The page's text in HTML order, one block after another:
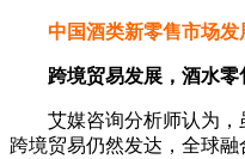
中国酒类新零售市场发
跨境贸易发展，酒水
艾媒咨询分析师认为，
跨境贸易仍然发达，全球